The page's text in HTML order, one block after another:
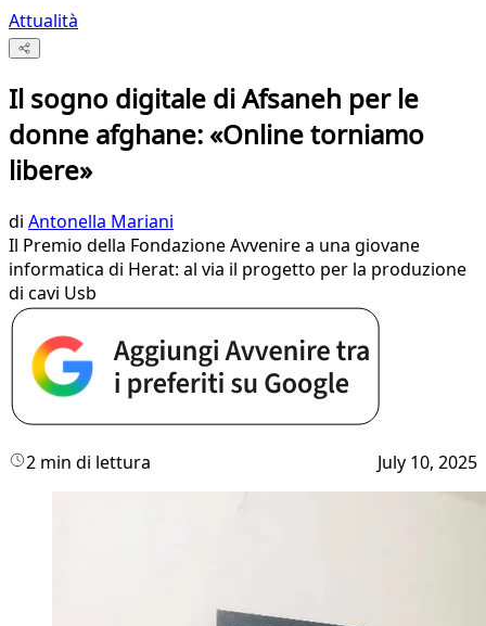
Attualità
Il sogno digitale di Afsaneh per le
donne afghane: «Online torniamo
libere»
di Antonella Mariani
Il Premio della Fondazione Avvenire a una giovane
informatica di Herat: al via il progetto per la produzione
di cavi Usb
2 min di lettura July 10, 2025